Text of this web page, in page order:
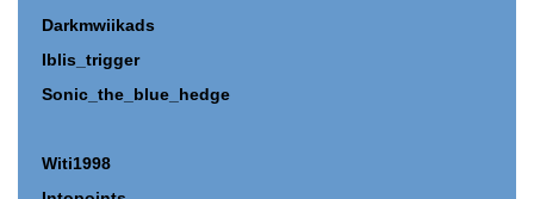
Darkmwiikads
Iblis_trigger
Sonic_the_blue_hedge
Witi1998